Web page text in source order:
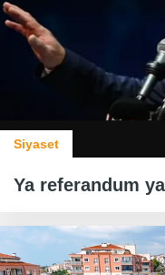
Siyaset
Ya referandum